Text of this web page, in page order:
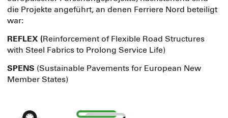
die Projekte angeführt, an denen Ferriere Nord beteiligt
war:
REFLEX (Reinforcement of Flexible Road Structures
with Steel Fabrics to Prolong Service Life)
SPENS (Sustainable Pavements for European New
Member States)